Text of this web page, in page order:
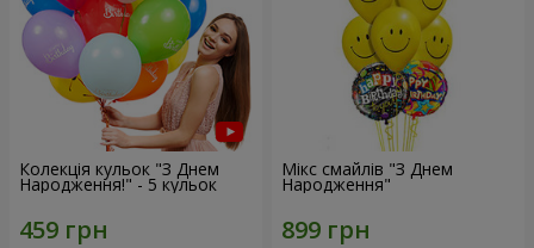
Колекція кульок "З Днем
Народження!" - 5 кульок
Мікс смайлів "З Днем
Народження"